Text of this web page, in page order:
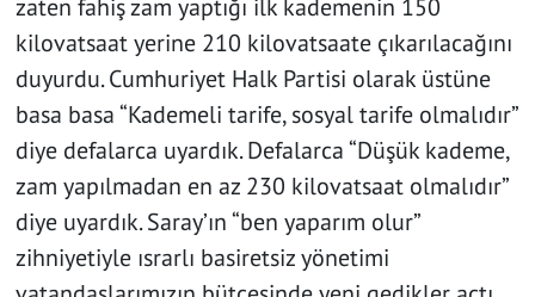
zaten fahiş zam yaptığı ilk kademenin 150
kilovatsaat yerine 210 kilovatsaate çıkarılacağını
duyurdu. Cumhuriyet Halk Partisi olarak üstüne
basa basa “Kademeli tarife, sosyal tarife olmalıdır”
diye defalarca uyardık. Defalarca “Düşük kademe,
zam yapılmadan en az 230 kilovatsaat olmalıdır”
diye uyardık. Saray’ın “ben yaparım olur”
zihniyetiyle ısrarlı basiretsiz yönetimi